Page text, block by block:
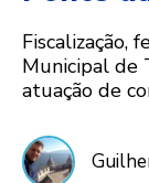
Fiscalização,
Municipal de
atuação de